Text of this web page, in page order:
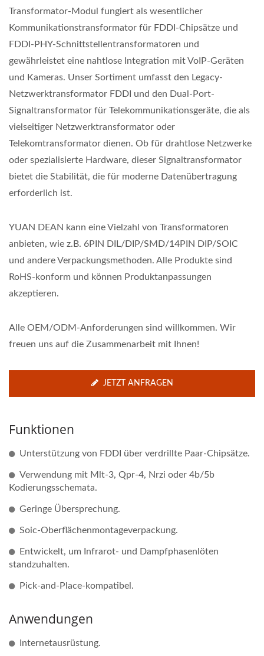
Transformator-Modul fungiert als wesentlicher
Kommunikationstransformator für FDDI-Chipsätze und
FDDI-PHY-Schnittstellentransformatoren und
gewährleistet eine nahtlose Integration mit VoIP-Geräten
und Kameras. Unser Sortiment umfasst den Legacy-
Netzwerktransformator FDDI und den Dual-Port-
Signaltransformator für Telekommunikationsgeräte, die als
vielseitiger Netzwerktransformator oder
Telekomtransformator dienen. Ob für drahtlose Netzwerke
oder spezialisierte Hardware, dieser Signaltransformator
bietet die Stabilität, die für moderne Datenübertragung
erforderlich ist.
YUAN DEAN kann eine Vielzahl von Transformatoren
anbieten, wie z.B. 6PIN DIL/DIP/SMD/14PIN DIP/SOIC
und andere Verpackungsmethoden. Alle Produkte sind
RoHS-konform und können Produktanpassungen
akzeptieren.
Alle OEM/ODM-Anforderungen sind willkommen. Wir
freuen uns auf die Zusammenarbeit mit Ihnen!
JETZT ANFRAGEN
Funktionen
Unterstützung von FDDI über verdrillte Paar-Chipsätze.
Verwendung mit Mlt-3, Qpr-4, Nrzi oder 4b/5b
Kodierungsschemata.
Geringe Übersprechung.
Soic-Oberflächenmontageverpackung.
Entwickelt, um Infrarot- und Dampfphasenlöten
standzuhalten.
Pick-and-Place-kompatibel.
Anwendungen
Internetausrüstung.